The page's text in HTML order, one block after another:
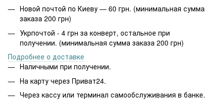
Новой почтой по Киеву — 60 грн. (минимальная сумма
заказа 200 грн)
Укрпочтой - 4 грн за конверт, остальное при
получении. (минимальная сумма заказа 200 грн)
Подробнее о доставке
Наличными при получении.
На карту через Приват24.
Через кассу или терминал самообслуживания в банке.